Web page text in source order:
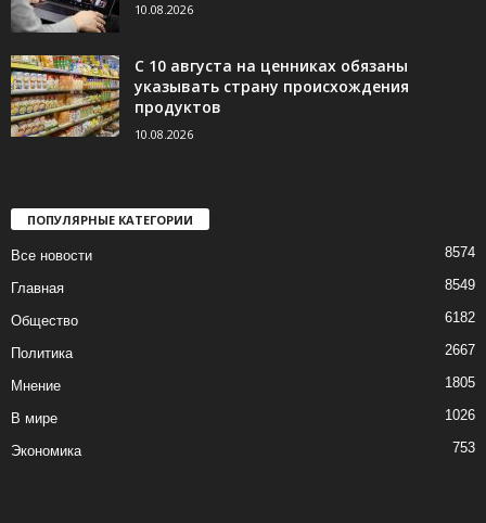
10.08.2026
С 10 августа на ценниках обязаны
указывать страну происхождения
продуктов
10.08.2026
ПОПУЛЯРНЫЕ КАТЕГОРИИ
Все новости 8574
Главная 8549
Общество 6182
Политика 2667
Мнение 1805
В мире 1026
Экономика 753